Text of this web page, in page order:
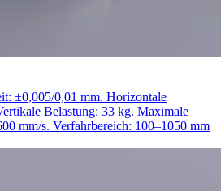
±0,005/0,01 mm. Horizontale
Belastung: 33 kg. Maximale
mm/s. Verfahrbereich: 100–1050 mm